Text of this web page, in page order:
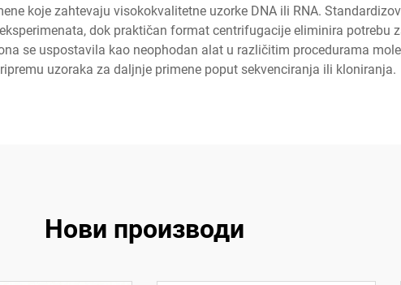
koje zahtevaju visokokvalitetne uzorke DNA ili RNA.
dok praktičan format centrifugacije eliminira potrebu
se uspostavila kao neophodan alat u različitim procedurama
uzoraka za daljnje primene poput sekvenciranja ili kloniranja.
Нови производи